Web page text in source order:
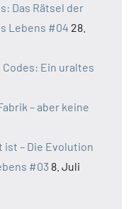
Das Rätsel der
Lebens #04 28.
Ein uraltes
– aber keine
– Die Evolution
#03 8. Juli